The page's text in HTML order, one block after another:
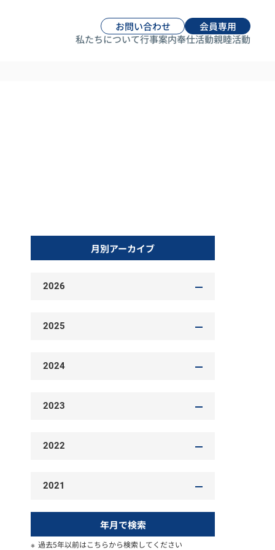
お問い合わせ
会員専用
私たちについて行事案内奉仕活動親睦活動
月別アーカイブ
2026
2025
2024
2023
2022
2021
年月で検索
過去5年以前はこちらから検索してください